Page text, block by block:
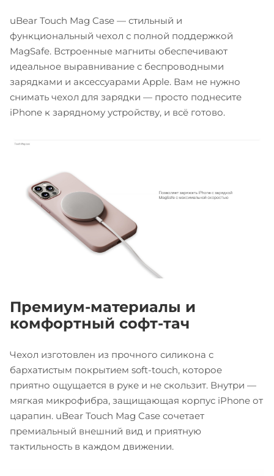
uBear Touch Mag Case — стильный и
функциональный чехол с полной поддержкой
MagSafe. Встроенные магниты обеспечивают
идеальное выравнивание с беспроводными
зарядками и аксессуарами Apple. Вам не нужно
снимать чехол для зарядки — просто поднесите
iPhone к зарядному устройству, и всё готово.
Премиум-материалы и
комфортный софт-тач
Чехол изготовлен из прочного силикона с
бархатистым покрытием soft-touch, которое
приятно ощущается в руке и не скользит. Внутри —
мягкая микрофибра, защищающая корпус iPhone от
царапин. uBear Touch Mag Case сочетает
премиальный внешний вид и приятную
тактильность в каждом движении.